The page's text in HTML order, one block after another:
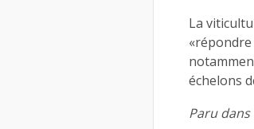
La
échelons
Paru dans